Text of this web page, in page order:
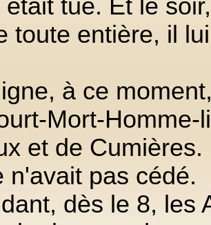
était tué. Et le
toute entière, il
à ce
Mort-
et de
n'avait pas cédé.
dès le 8, les